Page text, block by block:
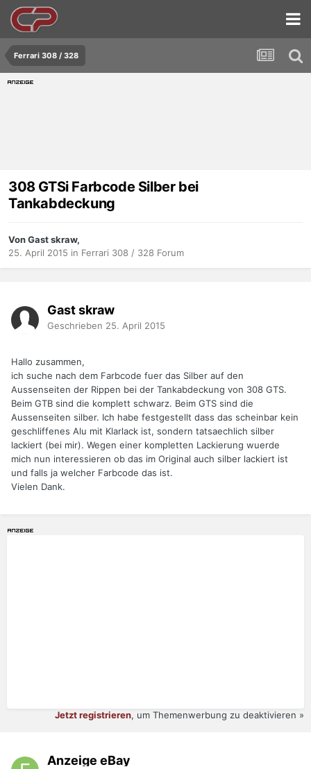
Ferrari 308 / 328
308 GTSi Farbcode Silber bei
Tankabdeckung
Von Gast skraw,
25. April 2015 in Ferrari 308 / 328 Forum
Gast skraw
Geschrieben 25. April 2015
Hallo zusammen,
ich suche nach dem Farbcode fuer das Silber auf den
Aussenseiten der Rippen bei der Tankabdeckung von 308 GTS.
Beim GTB sind die komplett schwarz. Beim GTS sind die
Aussenseiten silber. Ich habe festgestellt dass das scheinbar kein
geschliffenes Alu mit Klarlack ist, sondern tatsaechlich silber
lackiert (bei mir). Wegen einer kompletten Lackierung wuerde
mich nun interessieren ob das im Original auch silber lackiert ist
und falls ja welcher Farbcode das ist.
Vielen Dank.
Jetzt registrieren, um Themenwerbung zu deaktivieren »
Anzeige eBay